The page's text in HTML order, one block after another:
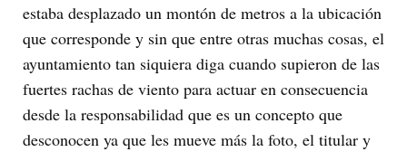
estaba desplazado un montón de metros a la ubicación
que corresponde y sin que entre otras muchas cosas, el
ayuntamiento tan siquiera diga cuando supieron de las
fuertes rachas de viento para actuar en consecuencia
desde la responsabilidad que es un concepto que
desconocen ya que les mueve más la foto, el titular y